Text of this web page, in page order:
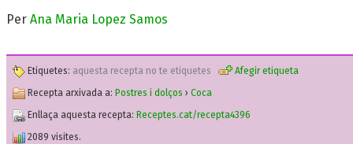
Per Ana Maria Lopez Samos
Etiquetes: aquesta recepta no te etiquetes
Afegir etiqueta
Recepta arxivada a: Postres i dolços › Coca
Enllaça aquesta recepta: Receptes.cat/recepta4396
2089 visites.